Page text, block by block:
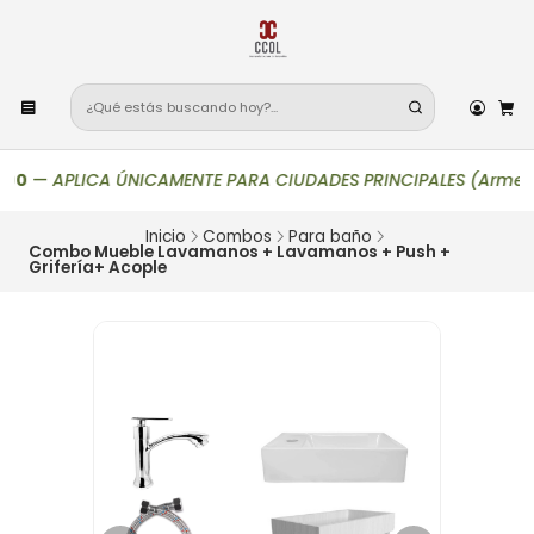
— APLICA ÚNICAMENTE PARA CIUDADES PRINCIPALES
Inicio Combos Para baño
Combo Mueble Lavamanos + Lavamanos + Push +
Grifería+ Acople